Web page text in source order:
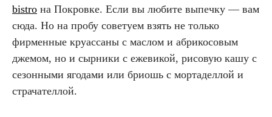
bistro на Покровке. Если вы любите выпечку — вам
сюда. Но на пробу советуем взять не только
фирменные круассаны с маслом и абрикосовым
джемом, но и сырники с ежевикой, рисовую кашу с
сезонными ягодами или бриошь с мортаделлой и
страчателлой.